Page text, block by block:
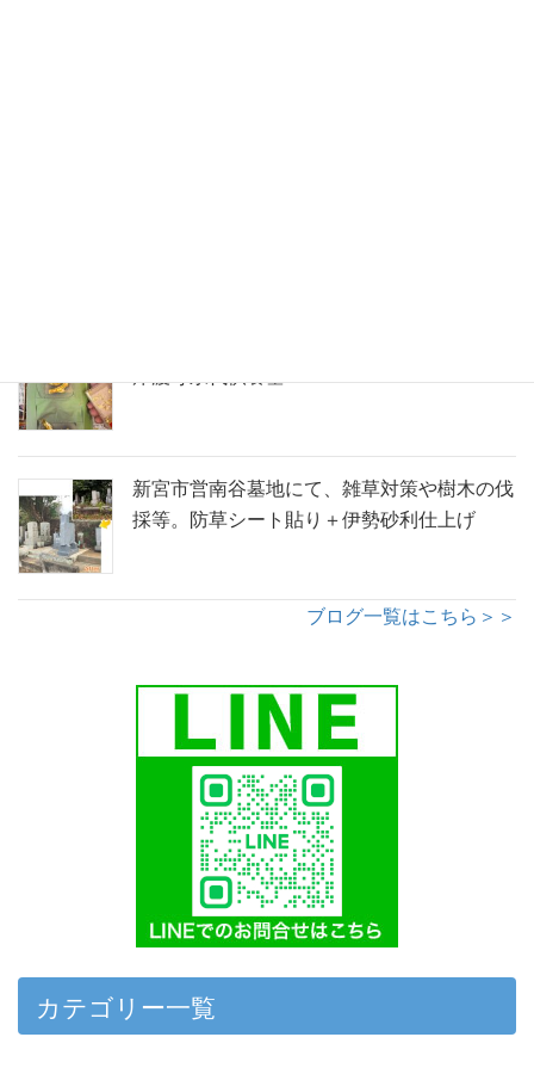
新宮市営南谷墓地にて、雑草対策や樹木の伐
採等。防草シート貼り＋伊勢砂利仕上げ
ブログ一覧はこちら＞＞
カテゴリー一覧